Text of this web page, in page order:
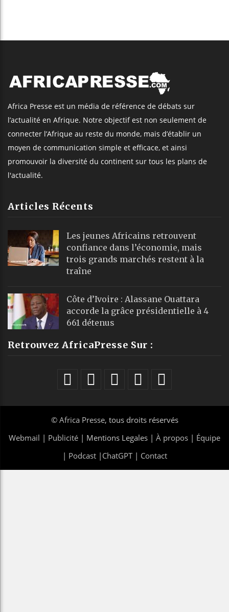
Africa Presse est un média de référence de débats sur
l’actualité en Afrique. Notre objectif est non seulement de
connecter l’Afrique au reste du monde, mais d’établir un
moyen de communication simple et efficace, et ainsi
promouvoir la diversité du continent sur tous les plans de
l'actualité.
Articles Récents
Les jeunes Africains retrouvent
confiance dans l’économie, mais
trois grands marchés restent à la
traîne
Côte d’Ivoire : Alassane Ouattara
accorde la grâce présidentielle à 4
661 détenus
Retrouvez AfricaPresse Sur :
© Africa Presse, tous droits réservés
Webmail | Publicité | Mentions Legales | À propos | Équipe
| Podcast| ChatGPT| Contact